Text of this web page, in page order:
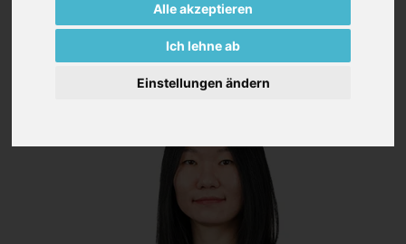
Alle akzeptieren
Ich lehne ab
Einstellungen ändern
Beschreiben Sie Becker in drei Worten?
Respekt, Work-Life Balance, Tradition.